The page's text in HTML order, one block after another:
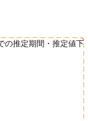
の推定期間・推定値下